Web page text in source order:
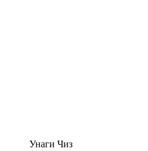
Унаги Чиз